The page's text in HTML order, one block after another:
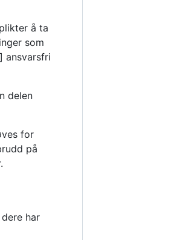
å ta
som
ansvarsfri
delen
for
på
har